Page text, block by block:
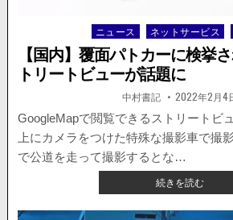
す
る
出
館
の
バ
イ
が
Posted
in
ニュース ネットサービス
【国内】覆面パトカーに検挙
トリートビューが話題に
著
者:
中村書記 掲
載
日：
2022年2月4
GoogleMapで閲覧できるストリートビ
上にカメラをつけた特殊な撮影車で撮
で公道を走って撮影するとな…
続きを読む【国
内】
覆